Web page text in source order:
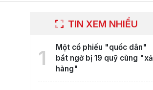
TIN XEM NHIỀU
1
Một cổ phiếu "quốc dân"
bất ngờ bị 19 quỹ cùng "xả
hàng"